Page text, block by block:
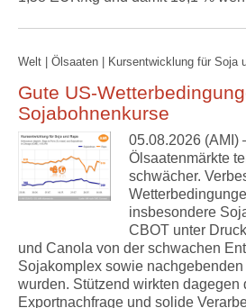
Welt | Ölsaaten | Kursentwicklung für Soja
Gute US-
Sojabohnenkurse
05.08.2026 (AMI)
Ölsaatenmärkte
schwächer.
insbesondere
CBOT unter
und Canola von der schwachen
Sojakomplex sowie
wurden. Stützend wirkten dagegen
Exportnachfrage und solide